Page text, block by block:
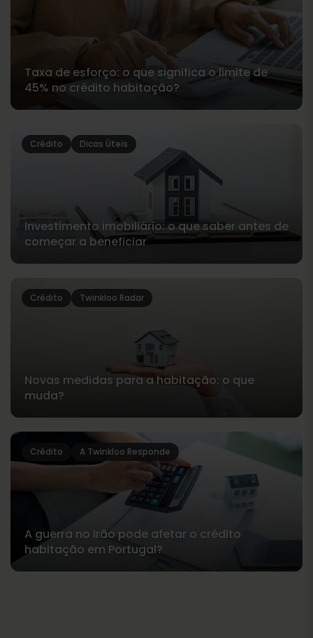
Taxa de esforço: o que significa o limite de
45% no crédito habitação?
Crédito Dicas Úteis
Investimento imobiliário: o que saber antes de
começar a beneficiar
Crédito Twinkloo Radar
Novas medidas para a habitação: o que
muda?
Crédito A Twinkloo Responde
A guerra no Irão pode afetar o crédito
habitação em Portugal?